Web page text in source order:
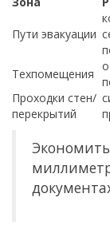
Пути эвакуации
Техпомещения
Проходки стен/
перекрытий